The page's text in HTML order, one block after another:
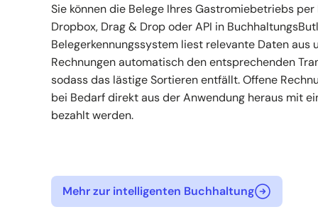
Sie können die Belege Ihres Gastromiebetriebs per
Dropbox, Drag & Drop oder API in
Belegerkennungssystem liest relevante Daten aus
Rechnungen automatisch den entsprechenden
sodass das lästige Sortieren entfällt. Offene
bei Bedarf direkt aus der Anwendung heraus mit
bezahlt werden.
Mehr zur intelligenten Buchhaltung